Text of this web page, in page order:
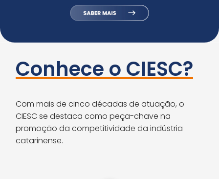
Conhece o CIESC?
Com mais de cinco décadas de atuação, o
CIESC se destaca como peça-chave na
promoção da competitividade da indústria
catarinense.